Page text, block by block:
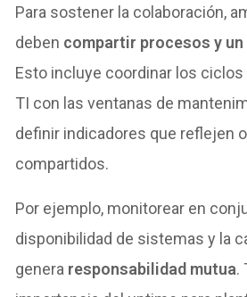
Para sostener la colaboración,
deben compartir procesos y un
Esto incluye coordinar los
TI con las ventanas de
definir indicadores que reflejen
compartidos.
Por ejemplo, monitorear en
disponibilidad de sistemas y la
genera responsabilidad mutua.